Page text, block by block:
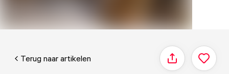
Terug naar artikelen Delen